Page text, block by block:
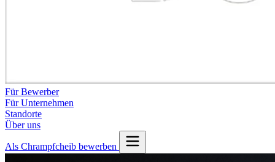
Für Bewerber
Für Unternehmen
Standorte
Über uns
Als Chrampfcheib bewerben